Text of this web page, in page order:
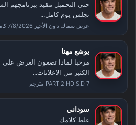
حتى التحمبل مقيد ببرنامجهم
تجلس يوم كامل...
عرض سماك داون الأخير 7/8/2026 كامل مترجم
يوشع مهنا
الكثير من الاعلانات...
PART 2 HD S.D 7 مترجم
سوداني
غلط كلامك